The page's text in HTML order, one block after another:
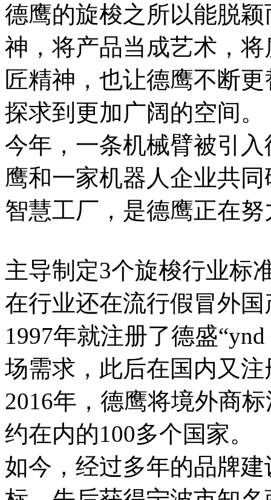
德鹰的旋梭之所以能脱
神，将产品当成艺术，
匠精神，也让德鹰不断
探求到更加广阔的空间。
今年，一条机械臂被引
鹰和一家机器人企业共
智慧工厂，是德鹰正在
主导制定3个旋梭行业标
在行业还在流行假冒外
1997年就注册了德盛
场需求，此后在国内又
2016年，德鹰将境外商
约在内的100多个国家。
如今，经过多年的品牌